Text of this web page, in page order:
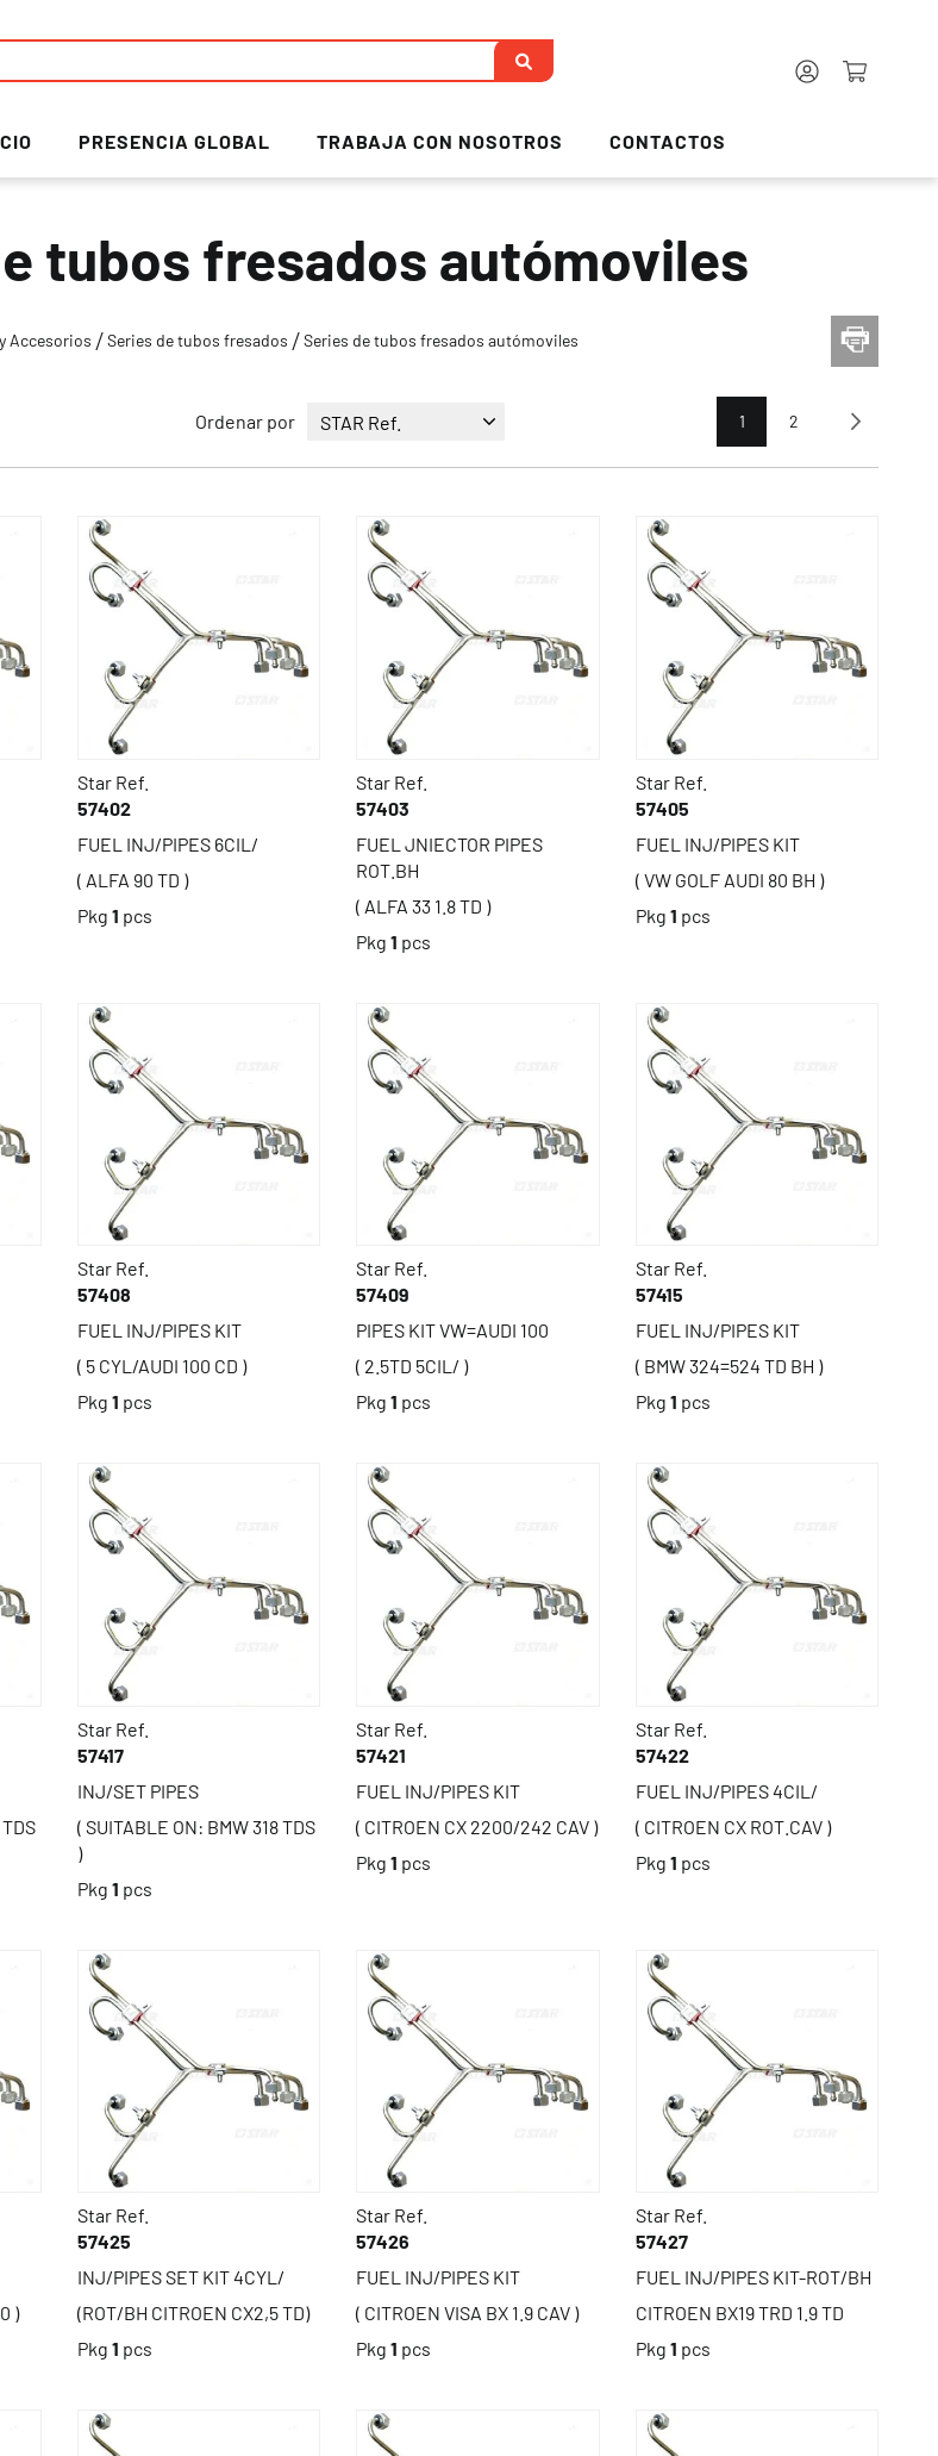
PRESENCIA GLOBAL TRABAJA CON NOSOTROS CONTACTOS
tubos fresados autómoviles
Accesorios Series de tubos fresados Series de tubos fresados autómoviles
Ordenar por Actualmente estás leyendo
1 Página
2
Star Ref.
57402
FUEL INJ/PIPES 6CIL/
( ALFA 90 TD )
Pkg 1 pcs
Star Ref.
57403
FUEL JNIECTOR PIPES
ROT.BH
( ALFA 33 1.8 TD )
Pkg 1 pcs
Star Ref.
57405
FUEL INJ/PIPES KIT
( VW GOLF AUDI 80 BH )
Pkg 1 pcs
Star Ref.
57408
FUEL INJ/PIPES KIT
( 5 CYL/AUDI 100 CD )
Pkg 1 pcs
Star Ref.
57409
PIPES KIT VW=AUDI 100
( 2.5TD 5CIL/ )
Pkg 1 pcs
Star Ref.
57415
FUEL INJ/PIPES KIT
( BMW 324=524 TD BH )
Pkg 1 pcs
Star Ref.
57417
INJ/SET PIPES
( SUITABLE ON: BMW 318 TDS
)
Pkg 1 pcs
Star Ref.
57421
FUEL INJ/PIPES KIT
( CITROEN CX 2200/242 CAV )
Pkg 1 pcs
Star Ref.
57422
FUEL INJ/PIPES 4CIL/
( CITROEN CX ROT.CAV )
Pkg 1 pcs
)
Star Ref.
57425
INJ/PIPES SET KIT 4CYL/
(ROT/BH CITROEN CX2,5 TD)
Pkg 1 pcs
Star Ref.
57426
FUEL INJ/PIPES KIT
( CITROEN VISA BX 1.9 CAV )
Pkg 1 pcs
Star Ref.
57427
FUEL INJ/PIPES KIT-ROT/BH
CITROEN BX19 TRD 1.9 TD
Pkg 1 pcs